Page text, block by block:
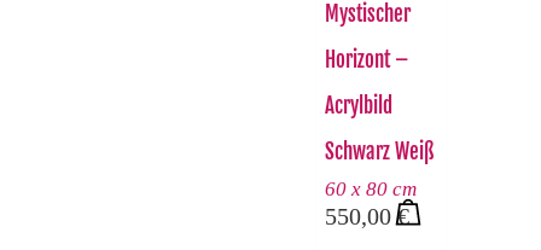
Mystischer
Horizont –
Acrylbild
Schwarz Weiß
60 x 80 cm
550,00€